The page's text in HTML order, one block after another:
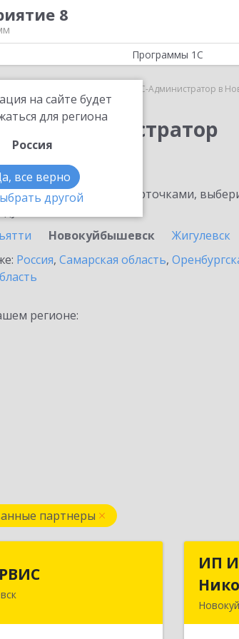
8
на сайте будет
для региона
Россия
все верно
другой
Программы 1С
1С-Администратор в
1С-Администратор
информационными карточками,
Новокуйбышевск Жигулевск
Россия, Самарская область,
регионе:
партнеры
ИП